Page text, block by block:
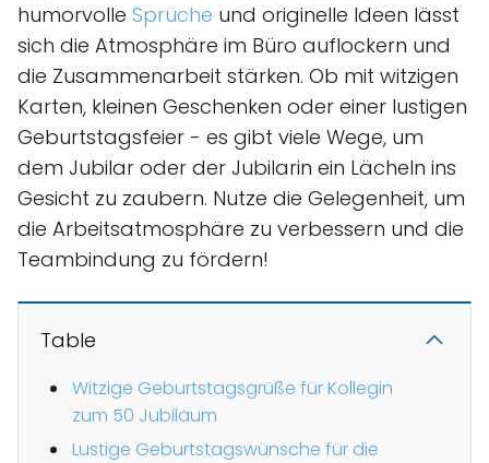
humorvolle Sprüche und originelle Ideen lässt
sich die Atmosphäre im Büro auflockern und
die Zusammenarbeit stärken. Ob mit witzigen
Karten, kleinen Geschenken oder einer lustigen
Geburtstagsfeier - es gibt viele Wege, um
dem Jubilar oder der Jubilarin ein Lächeln ins
Gesicht zu zaubern. Nutze die Gelegenheit, um
die Arbeitsatmosphäre zu verbessern und die
Teambindung zu fördern!
Table
Witzige Geburtstagsgrüße für Kollegin
zum 50 Jubiläum
Lustige Geburtstagswünsche für die